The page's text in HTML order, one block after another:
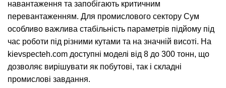
навантаження та запобігають критичним
перевантаженням. Для промислового сектору Сум
особливо важлива стабільність параметрів підйому під
час роботи під різними кутами та на значній висоті. На
kievspecteh.com доступні моделі від 8 до 300 тонн, що
дозволяє вирішувати як побутові, так і складні
промислові завдання.